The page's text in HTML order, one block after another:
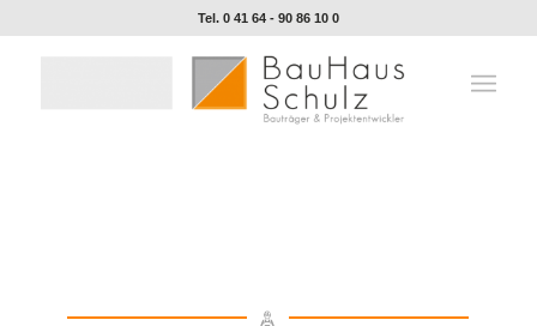
Tel. 0 41 64 - 90 86 10 0